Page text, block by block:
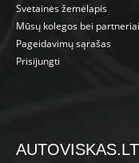
Svetainės žemėlapis
Mūsų kolegos bei partneriai
Pageidavimų sąrašas
Prisijungti
AUTOVISKAS.LT